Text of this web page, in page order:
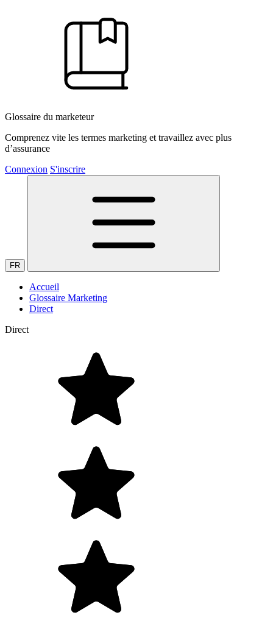
Glossaire du marketeur
Comprenez vite les termes marketing et travaillez avec plus
d’assurance
Connexion S'inscrire
FR
Accueil
Glossaire Marketing
Direct
Direct